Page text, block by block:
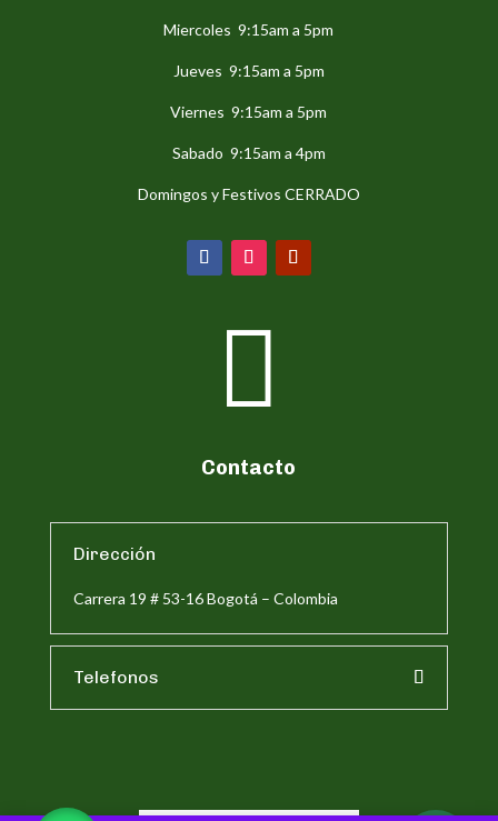
Miercoles 9:15am a 5pm
Jueves 9:15am a 5pm
Viernes 9:15am a 5pm
Sabado 9:15am a 4pm
Domingos y Festivos CERRADO

Contacto
Dirección
Carrera 19 # 53-16 Bogotá – Colombia
Telefonos